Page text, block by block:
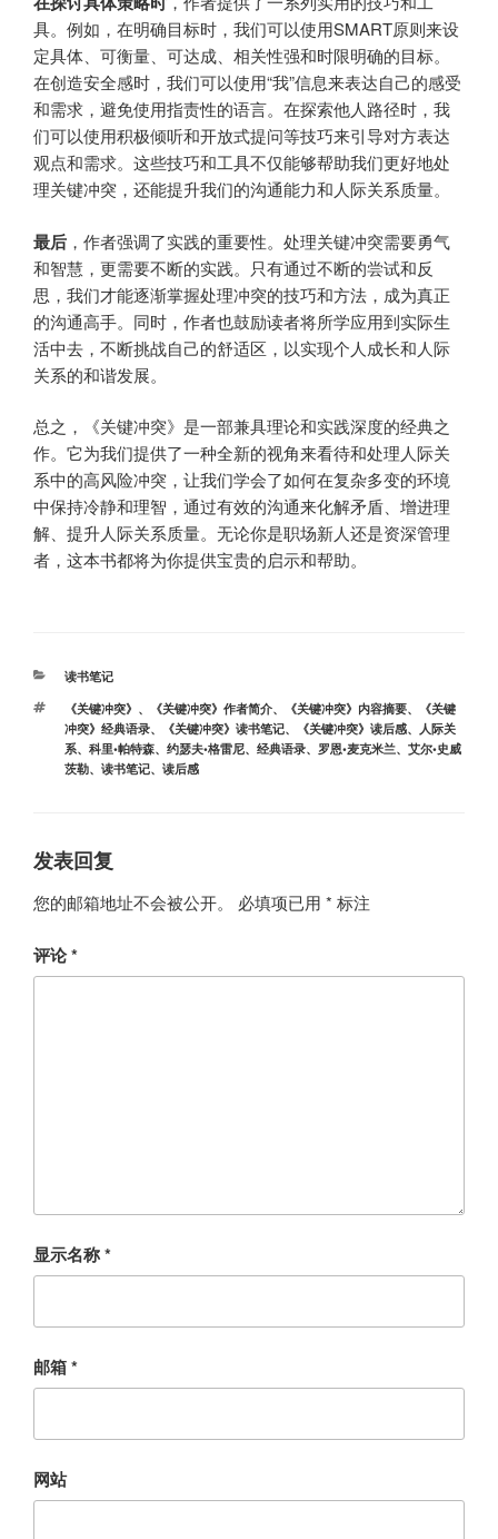
具。例如，在明确目标时，我们可以使用SMART原则来设
定具体、可衡量、可达成、相关性强和时限明确的目标。
在创造安全感时，我们可以使用“我”信息来表达自己的感受
和需求，避免使用指责性的语言。在探索他人路径时，我
们可以使用积极倾听和开放式提问等技巧来引导对方表达
观点和需求。这些技巧和工具不仅能够帮助我们更好地处
理关键冲突，还能提升我们的沟通能力和人际关系质量。
最后 ，作者强调了实践的重要性。处理关键冲突需要勇气
和智慧，更需要不断的实践。只有通过不断的尝试和反
思，我们才能逐渐掌握处理冲突的技巧和方法，成为真正
的沟通高手。同时，作者也鼓励读者将所学应用到实际生
活中去，不断挑战自己的舒适区，以实现个人成长和人际
关系的和谐发展。
总之，《关键冲突》是一部兼具理论和实践深度的经典之
作。它为我们提供了一种全新的视角来看待和处理人际关
系中的高风险冲突，让我们学会了如何在复杂多变的环境
中保持冷静和理智，通过有效的沟通来化解矛盾、增进理
解、提升人际关系质量。无论你是职场新人还是资深管理
者，这本书都将为你提供宝贵的启示和帮助。
分
读书笔记
标
签
《关键冲突》 、 《关键冲突》作者简介、 《关键冲突》内容摘要、
《关键
冲突》经典语录、 《关键冲突》读书笔记、 《关键冲突》读后感、
人际关
系、 科里•帕特森、 约瑟夫•格雷尼、 经典语录、 罗恩•麦克米兰、 艾尔•史威
茨勒、 读书笔记、 读后感
发表回复
您的邮箱地址不会被公开。 必填项已用 * 标注
评论*
显示名称*
邮箱*
网站